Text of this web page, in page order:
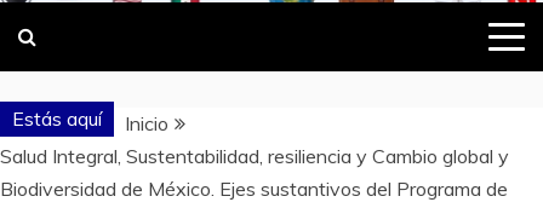
MUNDO
MIGRANTE
DONDE TODOS SOMOS MIGRANTES
Estás aquí
Inicio
Salud Integral, Sustentabilidad, resiliencia y Cambio global y
Biodiversidad de México. Ejes sustantivos del Programa de